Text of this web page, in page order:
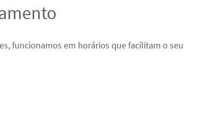
funcionamos em horários que facilitam o seu